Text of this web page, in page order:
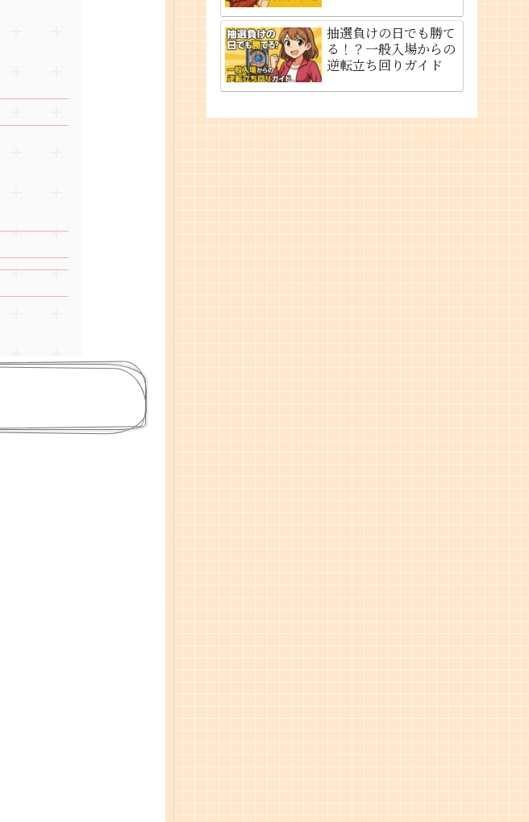
抽選負けの日でも勝て
る！？一般入場からの
逆転立ち回りガイド